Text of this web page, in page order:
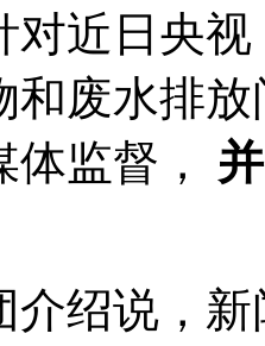
对近日央
和废水排
监督，
介绍说，